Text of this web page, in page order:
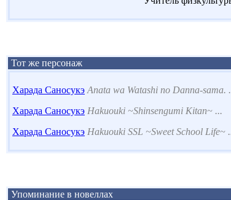
Тот же персонаж
Харада Саносукэ Anata wa Watashi no Danna-sama.
Харада Саносукэ Hakuouki ~Shinsengumi Kitan~ ...
Харада Саносукэ Hakuouki SSL ~Sweet School Life~
Упоминание в новеллах